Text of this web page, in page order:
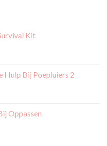
Kit
Hulp Bij Poepluiers 2
Oppassen